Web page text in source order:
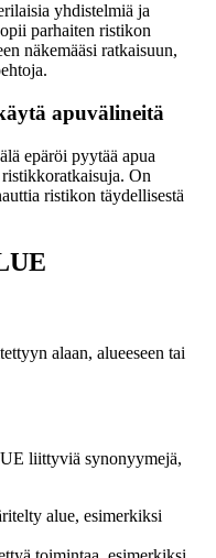
yhdistelmiä ja
parhaiten ristikon
näkemääsi ratkaisuun,
apuvälineitä
epäröi pyytää apua
On
ristikon täydellisestä
alaan, alueeseen tai
liittyviä synonyymejä,
alue, esimerkiksi